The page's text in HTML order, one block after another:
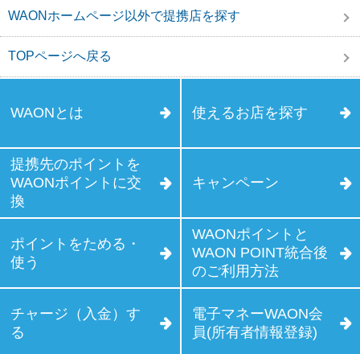
WAONホームページ以外で提携店を探す
TOPページへ戻る